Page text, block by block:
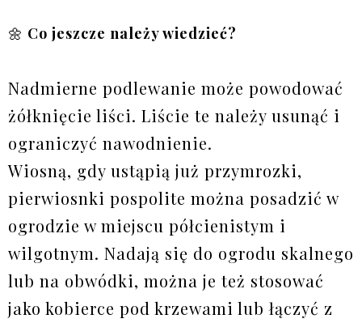
🌼 Co jeszcze należy wiedzieć?
Nadmierne podlewanie może powodować
żółknięcie liści. Liście te należy usunąć i
ograniczyć nawodnienie.
Wiosną, gdy ustąpią już przymrozki,
pierwiosnki pospolite można posadzić w
ogrodzie w miejscu półcienistym i
wilgotnym. Nadają się do ogrodu skalnego
lub na obwódki, można je też stosować
jako kobierce pod krzewami lub łączyć z